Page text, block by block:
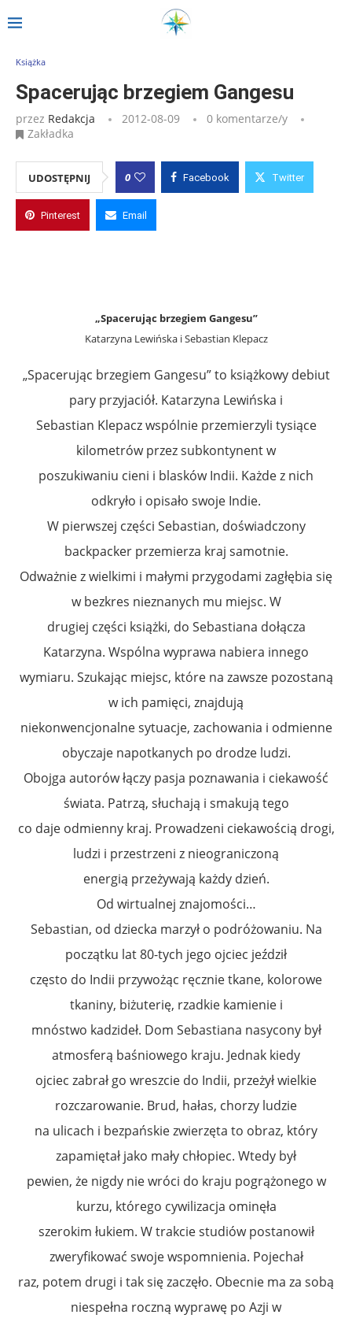
Strona główna Spacerując brzegiem Gangesu
Książka
Spacerując brzegiem Gangesu
przez Redakcja 2012-08-09
0 komentarze/y
Zakładka
UDOSTĘPNIJ 0 Facebook Twitter
Pinterest Email
„Spacerując brzegiem Gangesu”
Katarzyna Lewińska i Sebastian Klepacz
„Spacerując brzegiem Gangesu” to książkowy debiut
pary przyjaciół. Katarzyna Lewińska i
Sebastian Klepacz wspólnie przemierzyli tysiące
kilometrów przez subkontynent w
poszukiwaniu cieni i blasków Indii. Każde z nich
odkryło i opisało swoje Indie.
W pierwszej części Sebastian, doświadczony
backpacker przemierza kraj samotnie.
Odważnie z wielkimi i małymi przygodami zagłębia się
w bezkres nieznanych mu miejsc. W
drugiej części książki, do Sebastiana dołącza
Katarzyna. Wspólna wyprawa nabiera innego
wymiaru. Szukając miejsc, które na zawsze pozostaną
w ich pamięci, znajdują
niekonwencjonalne sytuacje, zachowania i odmienne
obyczaje napotkanych po drodze ludzi.
Obojga autorów łączy pasja poznawania i ciekawość
świata. Patrzą, słuchają i smakują tego
co daje odmienny kraj. Prowadzeni ciekawością drogi,
ludzi i przestrzeni z nieograniczoną
energią przeżywają każdy dzień.
Od wirtualnej znajomości…
Sebastian, od dziecka marzył o podróżowaniu. Na
początku lat 80-tych jego ojciec jeździł
często do Indii przywożąc ręcznie tkane, kolorowe
tkaniny, biżuterię, rzadkie kamienie i
mnóstwo kadzideł. Dom Sebastiana nasycony był
atmosferą baśniowego kraju. Jednak kiedy
ojciec zabrał go wreszcie do Indii, przeżył wielkie
rozczarowanie. Brud, hałas, chorzy ludzie
na ulicach i bezpańskie zwierzęta to obraz, który
zapamiętał jako mały chłopiec. Wtedy był
pewien, że nigdy nie wróci do kraju pogrążonego w
kurzu, którego cywilizacja ominęła
szerokim łukiem. W trakcie studiów postanowił
zweryfikować swoje wspomnienia. Pojechał
raz, potem drugi i tak się zaczęło. Obecnie ma za sobą
niespełna roczną wyprawę po Azji w